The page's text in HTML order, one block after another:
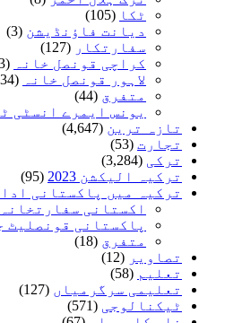
ٹکا (105)
دیانت فاؤنڈیشن (3)
سفارتکار (127)
کراچی قونصل خانہ
(43)
لاہور قونصل خانہ
(34)
متفرق (44)
یونس ایمرے انسٹی
تازہ ترین (4,647)
تجارت (53)
ترکی (3,284)
ترکیہ الیکشن 2023
(95)
ترکیہ میں پاکستانی
اکستانی سفارتخانہ
پاکستانی قونصلیٹ
متفرق (18)
تصاویر (12)
تعلیم (58)
تعلیمی سرگرمیاں (127)
ٹیکنالوجی (571)